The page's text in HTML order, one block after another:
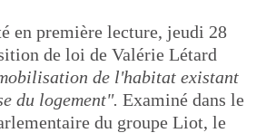
en première lecture, jeudi 28
de loi de Valérie Létard
de l'habitat existant
du logement". Examiné dans le
du groupe Liot, le